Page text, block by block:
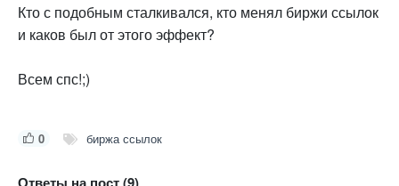
Кто с подобным сталкивался, кто менял биржи ссылок
и каков был от этого эффект?
Всем спс!;)
0 биржа ссылок
Ответы на пост (9)